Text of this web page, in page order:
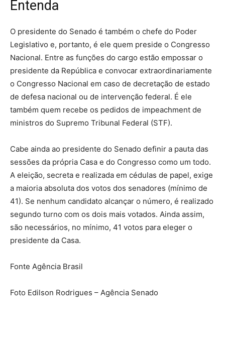
Entenda
O presidente do Senado é também o chefe do Poder
Legislativo e, portanto, é ele quem preside o Congresso
Nacional. Entre as funções do cargo estão empossar o
presidente da República e convocar extraordinariamente
o Congresso Nacional em caso de decretação de estado
de defesa nacional ou de intervenção federal. É ele
também quem recebe os pedidos de impeachment de
ministros do Supremo Tribunal Federal (STF).
Cabe ainda ao presidente do Senado definir a pauta das
sessões da própria Casa e do Congresso como um todo.
A eleição, secreta e realizada em cédulas de papel, exige
a maioria absoluta dos votos dos senadores (mínimo de
41). Se nenhum candidato alcançar o número, é realizado
segundo turno com os dois mais votados. Ainda assim,
são necessários, no mínimo, 41 votos para eleger o
presidente da Casa.
Fonte Agência Brasil
Foto Edilson Rodrigues – Agência Senado